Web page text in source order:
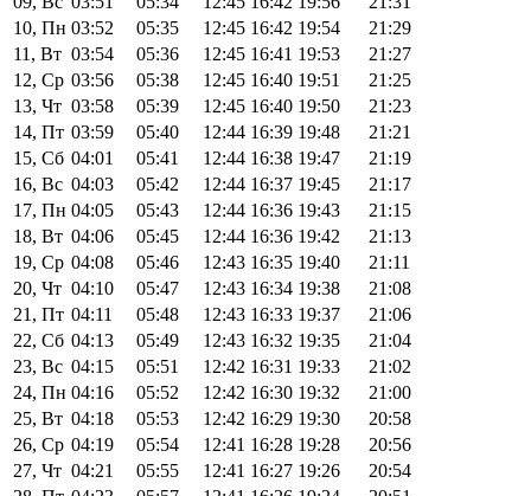
10, Пн 03:52 05:35 12:45 16:42 19:54
21:29
11, Вт 03:54 05:36 12:45 16:41 19:53
21:27
12, Ср 03:56 05:38 12:45 16:40 19:51
21:25
13, Чт 03:58 05:39 12:45 16:40 19:50
21:23
14, Пт 03:59 05:40 12:44 16:39 19:48
21:21
15, Сб 04:01 05:41 12:44 16:38 19:47
21:19
16, Вс 04:03 05:42 12:44 16:37 19:45
21:17
17, Пн 04:05 05:43 12:44 16:36 19:43
21:15
18, Вт 04:06 05:45 12:44 16:36 19:42
21:13
19, Ср 04:08 05:46 12:43 16:35 19:40
21:11
20, Чт 04:10 05:47 12:43 16:34 19:38
21:08
21, Пт 04:11 05:48 12:43 16:33 19:37
21:06
22, Сб 04:13 05:49 12:43 16:32 19:35
21:04
23, Вс 04:15 05:51 12:42 16:31 19:33
21:02
24, Пн 04:16 05:52 12:42 16:30 19:32
21:00
25, Вт 04:18 05:53 12:42 16:29 19:30
20:58
26, Ср 04:19 05:54 12:41 16:28 19:28
20:56
27, Чт 04:21 05:55 12:41 16:27 19:26
20:54